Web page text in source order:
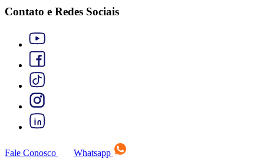
Contato e Redes Sociais
Fale Conosco Whatsapp